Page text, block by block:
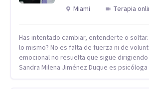
Miami
Terapia
Has intentado cambiar, entenderte o
lo mismo? No es falta de fuerza ni de
emocional no resuelta que sigue dirigiendo tu
Sandra Milena Jiménez Duque es